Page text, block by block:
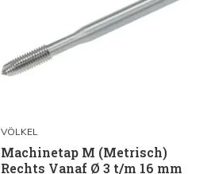
VÖLKEL
Machinetap M (Metrisch)
Rechts Vanaf Ø 3 t/m 16 mm